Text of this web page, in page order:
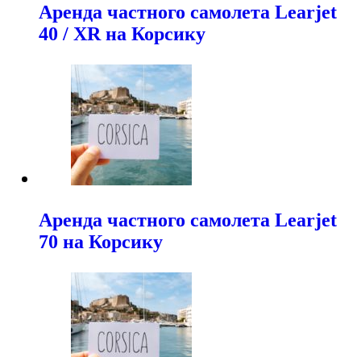
Аренда частного самолета Learjet
40 / XR на Корсику
Аренда частного самолета Learjet
70 на Корсику